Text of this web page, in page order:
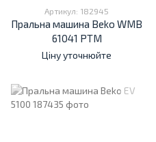
Артикул: 182945
Пральна машина Beko WMB
61041 PTM
Ціну уточнюйте